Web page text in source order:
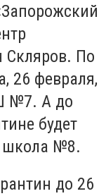
Скляров. По
26 февраля,
№7. А до
будет
школа №8.
до 26